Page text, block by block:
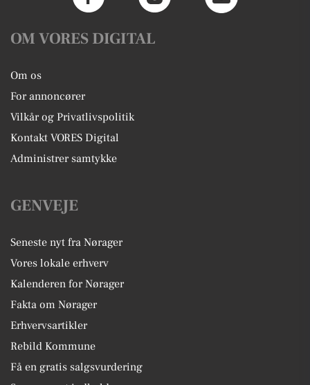
OM VORES DIGITAL
Om os
For annoncører
Vilkår og Privatlivspolitik
Kontakt VORES Digital
Administrer samtykke
GENVEJE
Seneste nyt fra Nørager
Vores lokale erhverv
Kalenderen for Nørager
Fakta om Nørager
Erhvervsartikler
Rebild Kommune
Få en gratis salgsvurdering